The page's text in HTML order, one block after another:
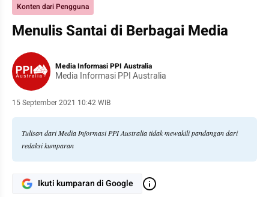
Konten dari Pengguna
Menulis Santai di Berbagai Media
Media Informasi PPI Australia
Media Informasi PPI Australia
15 September 2021 10:42 WIB
Tulisan dari Media Informasi PPI Australia tidak mewakili pandangan dari
redaksi kumparan
Ikuti kumparan di Google